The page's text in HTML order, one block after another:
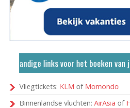
Handige links voor het boeken
Vliegtickets: KLM of Momondo
Binnenlandse vluchten: AirAsia of